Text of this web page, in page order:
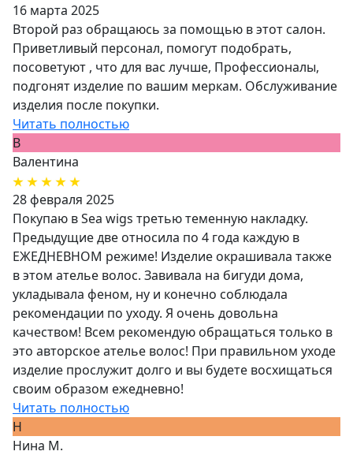
16 марта 2025
Второй раз обращаюсь за помощью в этот салон.
Приветливый персонал, помогут подобрать,
посоветуют , что для вас лучше, Профессионалы,
подгонят изделие по вашим меркам. Обслуживание
изделия после покупки.
Читать полностью
В
Валентина
28 февраля 2025
Покупаю в Sea wigs третью теменную накладку.
Предыдущие две относила по 4 года каждую в
ЕЖЕДНЕВНОМ режиме! Изделие окрашивала также
в этом ателье волос. Завивала на бигуди дома,
укладывала феном, ну и конечно соблюдала
рекомендации по уходу. Я очень довольна
качеством! Всем рекомендую обращаться только в
это авторское ателье волос! При правильном уходе
изделие прослужит долго и вы будете восхищаться
своим образом ежедневно!
Читать полностью
Н
Нина М.